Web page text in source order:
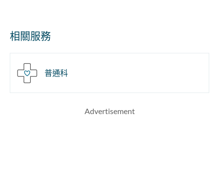
相關服務
普通科
Advertisement